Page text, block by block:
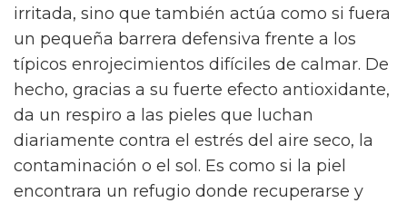
irritada, sino que también actúa como si fuera
un pequeña barrera defensiva frente a los
típicos enrojecimientos difíciles de calmar. De
hecho, gracias a su fuerte efecto antioxidante,
da un respiro a las pieles que luchan
diariamente contra el estrés del aire seco, la
contaminación o el sol. Es como si la piel
encontrara un refugio donde recuperarse y